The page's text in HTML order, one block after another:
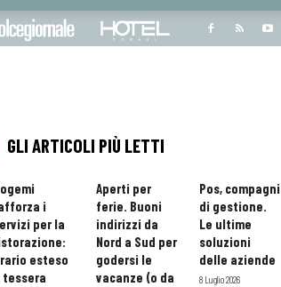
Bargiornale dolcegiornale
GLI ARTICOLI PIÙ LETTI
i
per la
esteso
tessera
Aperti per
ferie. Buoni
indirizzi da
Nord a Sud per
godersi le
vacanze (o da
Pos, compagni
di gestione.
Le ultime
soluzioni
delle aziende
8 Luglio 2026